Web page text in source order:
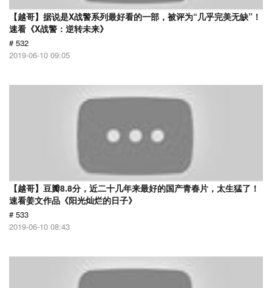
【越哥】据说是X战警系列最好看的一部，被评为“几乎完美无缺”！
速看《X战警：逆转未来》
# 532
2019-06-10 09:05
【越哥】豆瓣8.8分，近二十几年来最好的国产青春片，太生猛了！
速看姜文作品《阳光灿烂的日子》
# 533
2019-06-10 08:43